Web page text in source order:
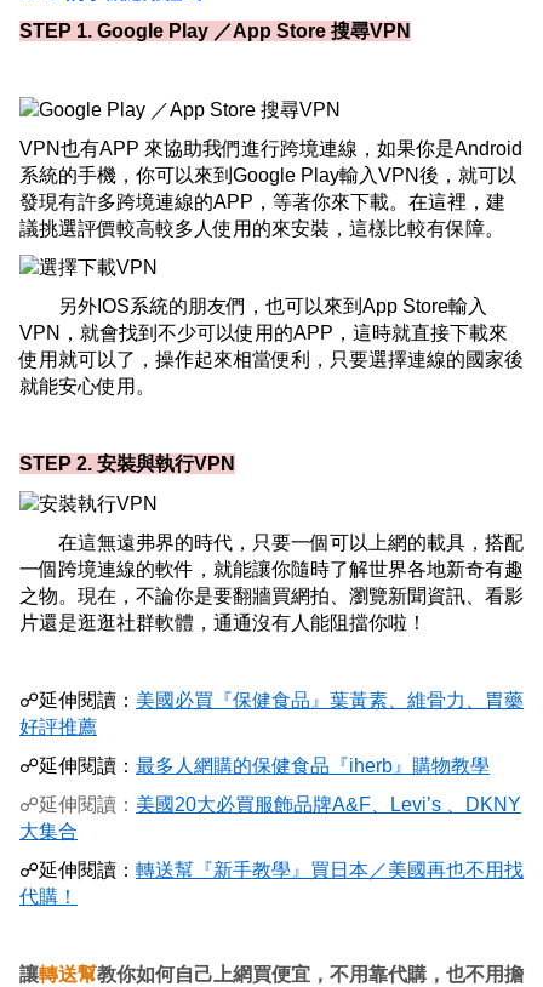
STEP 1. Google Play ／App Store 搜尋VPN
VPN也有APP 來協助我們進行跨境連線，如果你是Android
系統的手機，你可以來到Google Play輸入VPN後，就可以
發現有許多跨境連線的APP，等著你來下載。在這裡，建
議挑選評價較高較多人使用的來安裝，這樣比較有保障。
另外IOS系統的朋友們，也可以來到App Store輸入
VPN，就會找到不少可以使用的APP，這時就直接下載來
使用就可以了，操作起來相當便利，只要選擇連線的國家後
就能安心使用。
STEP 2. 安裝與執行VPN
在這無遠弗界的時代，只要一個可以上網的載具，搭配
一個跨境連線的軟件，就能讓你隨時了解世界各地新奇有趣
之物。現在，不論你是要翻牆買網拍、瀏覽新聞資訊、看影
片還是逛逛社群軟體，通通沒有人能阻擋你啦！
☍延伸閱讀： 美國必買『保健食品』葉黃素、維骨力、胃藥
好評推薦
☍延伸閱讀： 最多人網購的保健食品『iherb』購物教學
☍延伸閱讀： 美國20大必買服飾品牌A&F、Levi’s 、DKNY
大集合
☍延伸閱讀： 轉送幫『新手教學』買日本／美國再也不用找
代購！
讓轉送幫教你如何自己上網買便宜，不用靠代購，也不用擔